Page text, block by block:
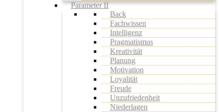
Parameter II
Back
Fachwissen
Intelligenz
Pragmatismus
Kreativität
Planung
Motivation
Loyalität
Freude
Unzufriedenheit
Niederlagen